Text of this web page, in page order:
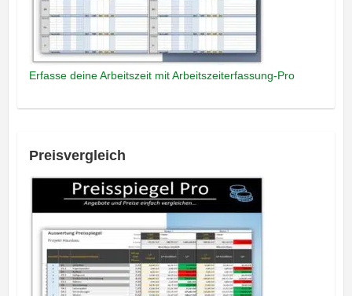
Erfasse deine Arbeitszeit mit Arbeitszeiterfassung-Pro
Preisvergleich